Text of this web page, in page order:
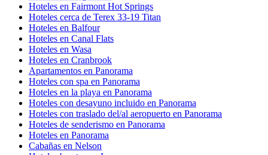
Hoteles en Fairmont Hot Springs
Hoteles cerca de Terex 33-19 Titan
Hoteles en Balfour
Hoteles en Canal Flats
Hoteles en Wasa
Hoteles en Cranbrook
Apartamentos en Panorama
Hoteles con spa en Panorama
Hoteles en la playa en Panorama
Hoteles con desayuno incluido en Panorama
Hoteles con traslado del/al aeropuerto en Panorama
Hoteles de senderismo en Panorama
Hoteles en Panorama
Cabañas en Nelson